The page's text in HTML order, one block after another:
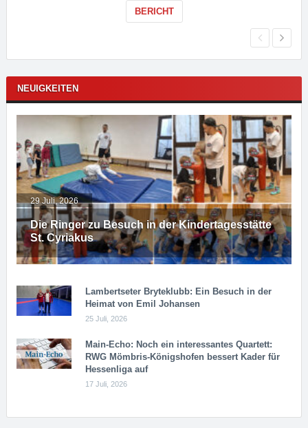
BERICHT
NEUIGKEITEN
Die Ringer zu Besuch in der Kindertagesstätte
St. Cyriakus
29 Juli, 2026
Lambertseter Bryteklubb: Ein Besuch in der
Heimat von Emil Johansen
25 Juli, 2026
Main-Echo: Noch ein in­ter­es­san­tes Quar­tett:
RWG Möm­b­ris-Kö­n­igs­ho­fen bessert Kader für
Hessenliga auf
17 Juli, 2026